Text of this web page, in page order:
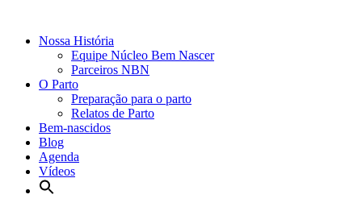
Nossa História
Equipe Núcleo Bem Nascer
Parceiros NBN
O Parto
Preparação para o parto
Relatos de Parto
Bem-nascidos
Blog
Agenda
Vídeos